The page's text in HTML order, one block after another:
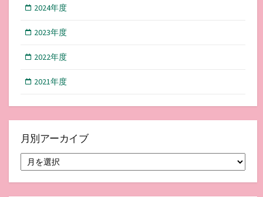
2024年度
2023年度
2022年度
2021年度
月別アーカイブ
別
ア